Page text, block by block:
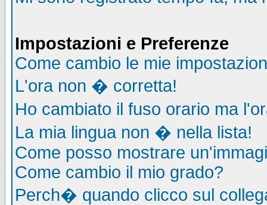
Impostazioni e Preferenze
Come cambio le mie
L'ora non � corretta!
Ho cambiato il fuso orario ma
La mia lingua non � nella lista!
Come posso mostrare
Come cambio il mio grado?
Perch� quando clicco sul